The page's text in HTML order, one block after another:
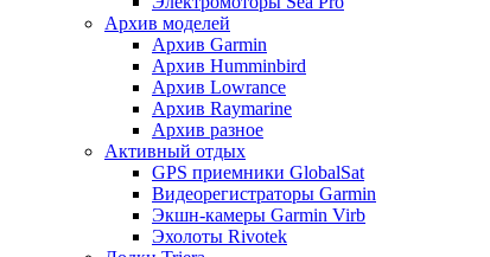
Архив моделей
Архив Garmin
Архив Humminbird
Архив Lowrance
Архив Raymarine
Архив разное
Активный отдых
GPS приемники GlobalSat
Видеорегистраторы Garmin
Экшн-камеры Garmin Virb
Эхолоты Rivotek